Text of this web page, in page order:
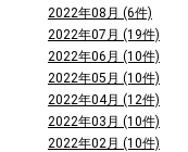
2022年08月 (6件)
2022年07月 (19件)
2022年06月 (10件)
2022年05月 (10件)
2022年04月 (12件)
2022年03月 (10件)
2022年02月 (10件)